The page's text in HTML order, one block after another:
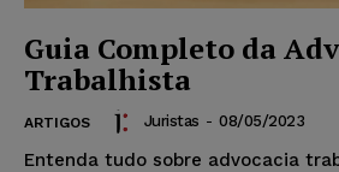
Guia Completo da
Trabalhista
ARTIGOS Juristas - 08/05/2023
Entenda tudo sobre advocacia